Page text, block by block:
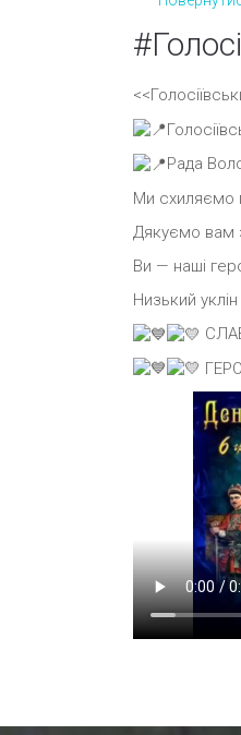
Рада
Ми схиляємо
Дякуємо вам
Ви — наші
Низький